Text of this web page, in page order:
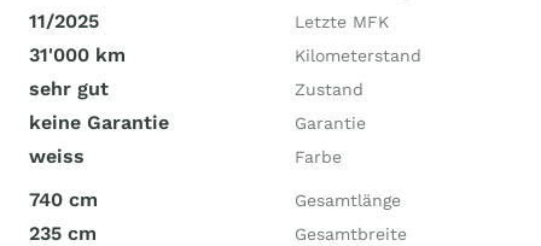
11/2025 Letzte MFK
31'000 km Kilometerstand
sehr gut Zustand
keine Garantie Garantie
weiss Farbe
740 cm Gesamtlänge
235 cm Gesamtbreite